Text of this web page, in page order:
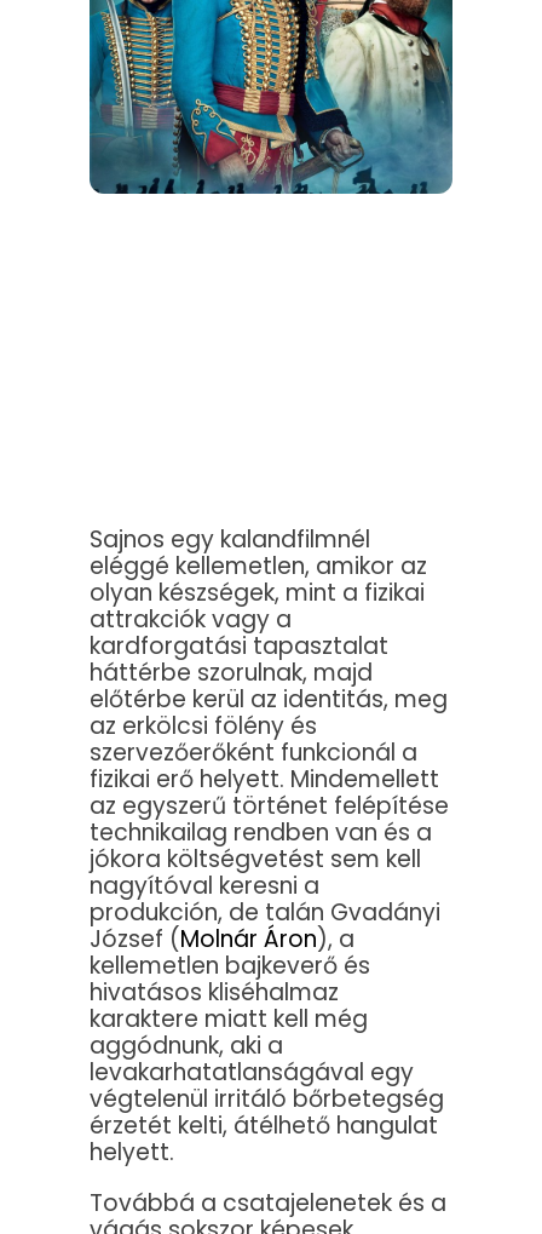
Sajnos egy kalandfilmnél
eléggé kellemetlen, amikor az
olyan készségek, mint a fizikai
attrakciók vagy a
kardforgatási tapasztalat
háttérbe szorulnak, majd
előtérbe kerül az identitás, meg
az erkölcsi fölény és
szervezőerőként funkcionál a
fizikai erő helyett. Mindemellett
az egyszerű történet felépítése
technikailag rendben van és a
jókora költségvetést sem kell
nagyítóval keresni a
produkción, de talán Gvadányi
József (Molnár Áron), a
kellemetlen bajkeverő és
hivatásos kliséhalmaz
karaktere miatt kell még
aggódnunk, aki a
levakarhatatlanságával egy
végtelenül irritáló bőrbetegség
érzetét kelti, átélhető hangulat
helyett.
Továbbá a csatajelenetek és a